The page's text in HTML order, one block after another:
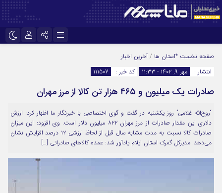
اینستاگرام
سروش
آپارات
نام کاربری یا نشانی ایمیل
رمز عبور
مرا به خاطر بسپار
صفحه نخست *استان ها / آخرین اخبار
انتشار :
مهر ۹, ۱۴۰۲ - ۱۱:۳۳ کد خبر : 111507
صادرات یک میلیون و ۴۶۵ هزار تن کالا از مرز مهران
“روح‌الله غلامی” روز یکشنبه در گفت و گوی اختصاصی با خبرنگار ما اظهار کرد: ارزش
دلاری این مقدار صادرات از مرز مهران ۸۲۲ میلیون دلار است. وی افزود: این میزان
صادرات کالا نسبت به مدت مشابه سال قبل از لحاظ ارزشی ۱۲ درصد افزایش نشان
می‌دهد. مدیرکل گمرک استان ایلام یادآور شد: عمده کالاهای صادراتی […]